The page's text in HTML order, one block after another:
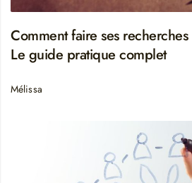
Comment faire ses
Le guide pratique complet
Mélissa